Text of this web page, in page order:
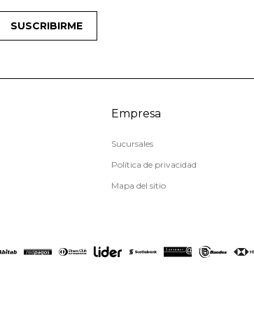
SUSCRIBIRME
Empresa
Sucursales
Política de privacidad
Mapa del sitio